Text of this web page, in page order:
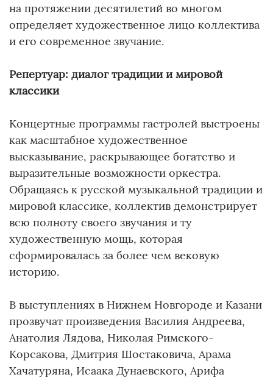
на протяжении десятилетий во многом
определяет художественное лицо коллектива
и его современное звучание.
Репертуар: диалог традиции и мировой
классики
Концертные программы гастролей выстроены
как масштабное художественное
высказывание, раскрывающее богатство и
выразительные возможности оркестра.
Обращаясь к русской музыкальной традиции и
мировой классике, коллектив демонстрирует
всю полноту своего звучания и ту
художественную мощь, которая
сформировалась за более чем вековую
историю.
В выступлениях в Нижнем Новгороде и Казани
прозвучат произведения Василия Андреева,
Анатолия Лядова, Николая Римского-
Корсакова, Дмитрия Шостаковича, Арама
Хачатуряна, Исаака Дунаевского, Арифа